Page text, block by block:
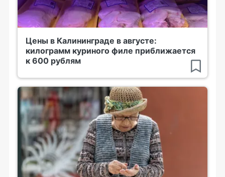
Цены в Калининграде в августе:
килограмм куриного филе приближается
к 600 рублям